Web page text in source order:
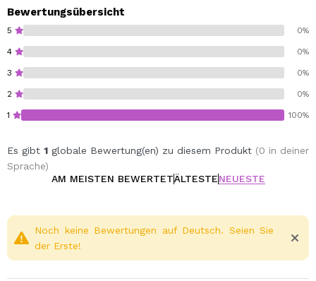
Bewertungsübersicht
5 0%
4 0%
3 0%
2 0%
1 100%
Es gibt 1 globale Bewertung(en) zu diesem Produkt (0 in deiner
Sprache)
AM MEISTEN BEWERTETÄLTESTENEUESTE
Noch keine Bewertungen auf Deutsch. Seien Sie
der Erste!